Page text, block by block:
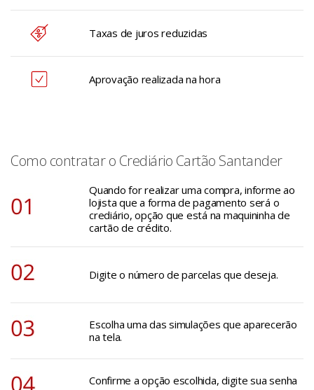
Taxas de juros reduzidas
Aprovação realizada na hora
Como contratar o Crediário Cartão Santander
Quando for realizar uma compra, informe ao
lojista que a forma de pagamento será o
crediário, opção que está na maquininha de
cartão de crédito.
Digite o número de parcelas que deseja.
Escolha uma das simulações que aparecerão
na tela.
Confirme a opção escolhida, digite sua senha